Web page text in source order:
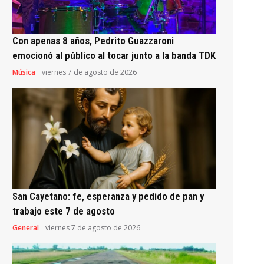
Con apenas 8 años, Pedrito Guazzaroni
emocionó al público al tocar junto a la banda TDK
Música viernes 7 de agosto de 2026
San Cayetano: fe, esperanza y pedido de pan y
trabajo este 7 de agosto
General viernes 7 de agosto de 2026